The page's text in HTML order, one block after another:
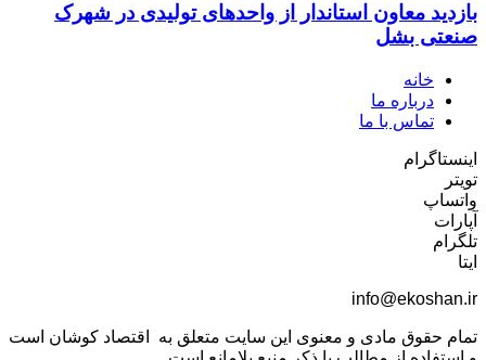
بازدید معاون استاندار از واحدهای تولیدی در شهرک
صنعتی بشل
خانه
درباره ما
تماس با ما
اینستاگرام
تویتر
واتساپ
آپارات
تلگرام
ایتا
info@ekoshan.ir
تمام حقوق مادی و معنوی این سایت متعلق به اقتصاد کوشان است